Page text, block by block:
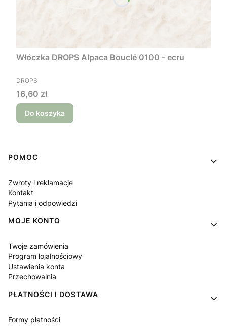
Włóczka DROPS Alpaca Bouclé 0100 - ecru
PRODUCENT
DROPS
Cena
16,60 zł
Do koszyka
Linki w stopce
POMOC
Zwroty i reklamacje
Kontakt
Pytania i odpowiedzi
MOJE KONTO
Twoje zamówienia
Program lojalnościowy
Ustawienia konta
Przechowalnia
PŁATNOŚCI I DOSTAWA
Formy płatności